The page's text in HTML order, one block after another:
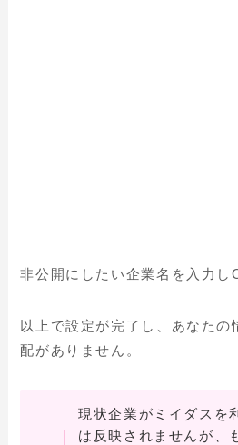
非公開にしたい企業名を入力し
以上で設定が完了し、あなたの
配がありません。
現状企業がミイダスを
は反映されませんが、